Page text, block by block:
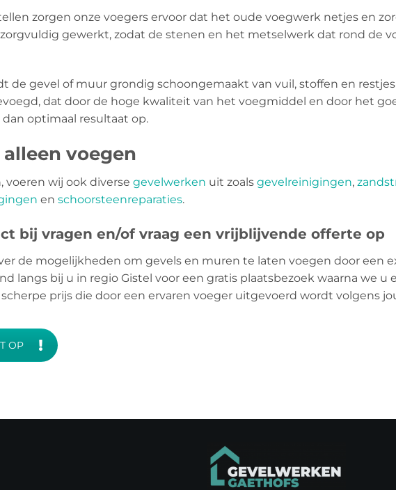
zorgen onze voegers ervoor dat het oude voegwerk netjes en
gewerkt, zodat de stenen en het metselwerk dat rond de
de gevel of muur grondig schoongemaakt van vuil, stoffen en
dat door de hoge kwaliteit van het voegmiddel en door het
optimaal resultaat op.
alleen voegen
voeren wij ook diverse gevelwerken uit zoals gevelreinigingen,
en schoorsteenreparaties.
bij vragen en/of vraag een vrijblijvende offerte op
de mogelijkheden om gevels en muren te laten voegen door een
langs bij u in regio Gistel voor een gratis plaatsbezoek waarna we u
prijs die door een ervaren voeger uitgevoerd wordt volgens
OP